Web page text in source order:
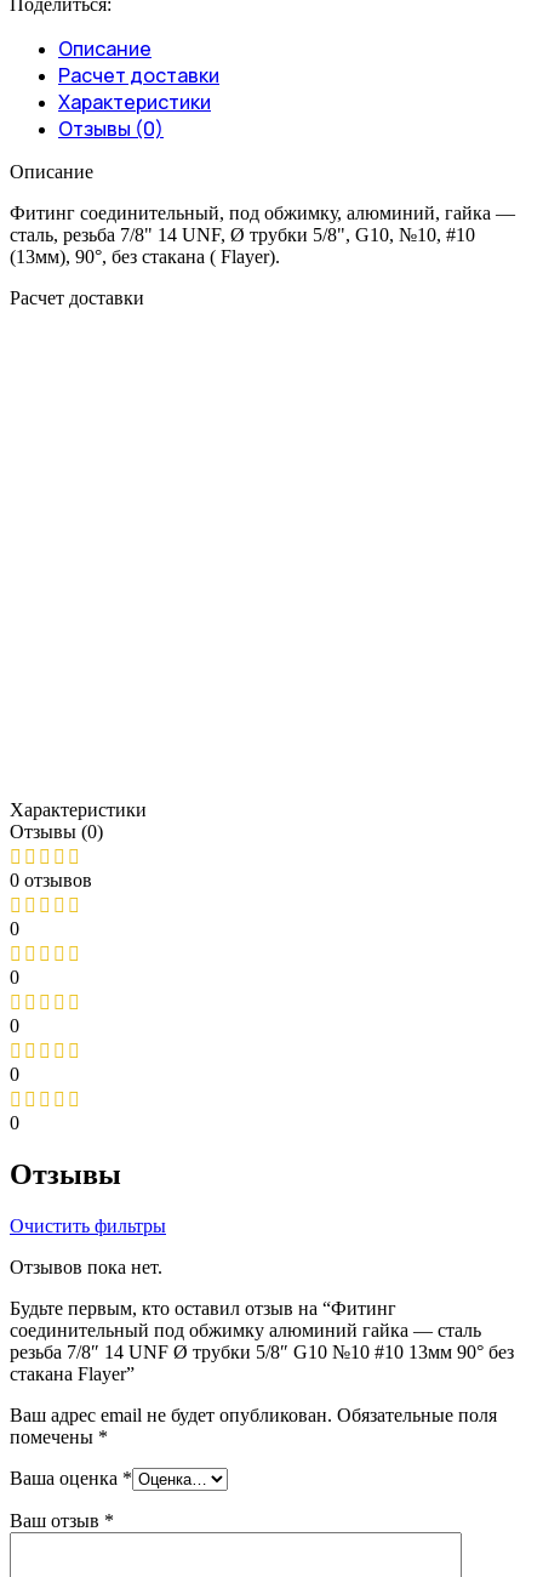
Описание
Расчет доставки
Характеристики
Отзывы (0)
Описание
Фитинг соединительный, под обжимку, алюминий, гайка —
сталь, резьба 7/8" 14 UNF, Ø трубки 5/8", G10, №10, #10
(13мм), 90°, без стакана ( Flayer).
Расчет доставки
Характеристики
Отзывы (0)
0 отзывов
0
0
0
0
0
Отзывы
Очистить фильтры
Отзывов пока нет.
Будьте первым, кто оставил отзыв на “Фитинг
соединительный под обжимку алюминий гайка — сталь
резьба 7/8″ 14 UNF Ø трубки 5/8″ G10 №10 #10 13мм 90° без
стакана Flayer”
Ваш адрес email не будет опубликован. Обязательные поля
помечены *
Ваша оценка *
Ваш отзыв *